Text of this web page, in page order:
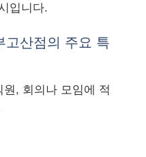
입니다.
고산점의 주요 특
, 회의나 모임에 적